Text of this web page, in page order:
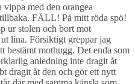
med den orangea
FÄLL! På mitt röda spö!
ur stolen och bort mot
lina. Försiktigt greppar jag
bestämt mothugg. Det enda som
anledning inte dragit åt
dragit åt den och gör ett nytt